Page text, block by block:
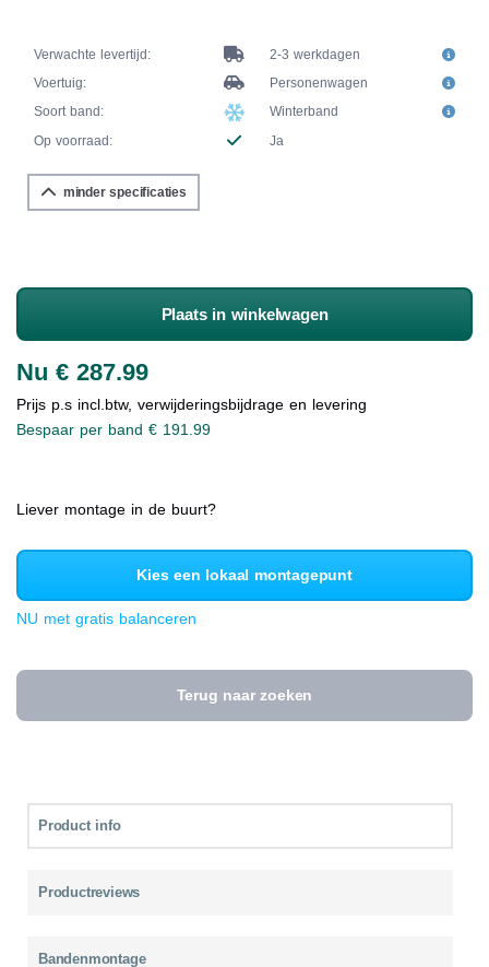
Verwachte levertijd:
2-3 werkdagen
Voertuig:
Personenwagen
Soort band:
Winterband
Op voorraad:
Ja
minder specificaties
Plaats in winkelwagen
Nu € 287.99
Prijs p.s incl.btw, verwijderingsbijdrage en levering
Bespaar per band € 191.99
Liever montage in de buurt?
Kies een lokaal montagepunt
NU met gratis balanceren
Terug naar zoeken
Product info
Productreviews
Bandenmontage